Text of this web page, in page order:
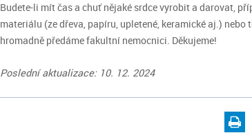
Budete-li mít čas a chuť nějaké srdce vyrobit a darovat,
materiálu (ze dřeva, papíru, upletené, keramické aj.)
hromadně předáme fakultní nemocnici. Děkujeme!
Poslední aktualizace: 10. 12. 2024